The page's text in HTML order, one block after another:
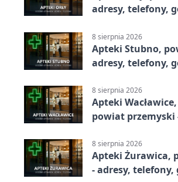
adresy, telefony,
8 sierpnia 2026
Apteki Stubno,
adresy, telefony,
8 sierpnia 2026
Apteki
powiat przemyski
8 sierpnia 2026
Apteki Żurawica,
- adresy,